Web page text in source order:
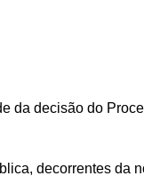
da decisão do
decorrentes da